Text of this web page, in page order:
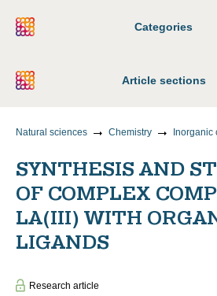
Categories
Article sections
Natural sciences Chemistry Inorganic
SYNTHESIS AND
OF COMPLEX
LA(III) WITH
LIGANDS
Research article